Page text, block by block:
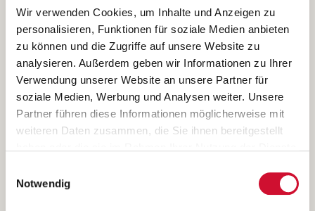
Wir verwenden Cookies, um Inhalte und Anzeigen zu
personalisieren, Funktionen für soziale Medien anbieten
zu können und die Zugriffe auf unsere Website zu
analysieren. Außerdem geben wir Informationen zu Ihrer
Verwendung unserer Website an unsere Partner für
soziale Medien, Werbung und Analysen weiter. Unsere
Partner führen diese Informationen möglicherweise mit
weiteren Daten zusammen, die Sie ihnen bereitgestellt
Wenn Sie auf „Cookies zulassen“ klicken, so stimmen
Sie der Speicherung sämtlicher Cookies zu. Sie können
Notwendig
Ich bin damit einverstanden, dass meine personenbezogenen Daten
ausschließlich zum Zweck der Durchführung der Kontaktanfrage
verarbeitet, auf IT- Systemen der Garitz Bewirtschaftungsbetriebe
GmbH, Heinrich-von-Kleist-Straße 2, 97688 Bad Kissingen
(Betreiber) gespeichert und an die für das Stellenangebot
verantwortliche Stelle zur Kontaktaufnahme weitergegeben
werden.
Diese Einwilligungserklärung kann ich jederzeit gegenüber dem
Weitere Details können Sie der
entnehmen.